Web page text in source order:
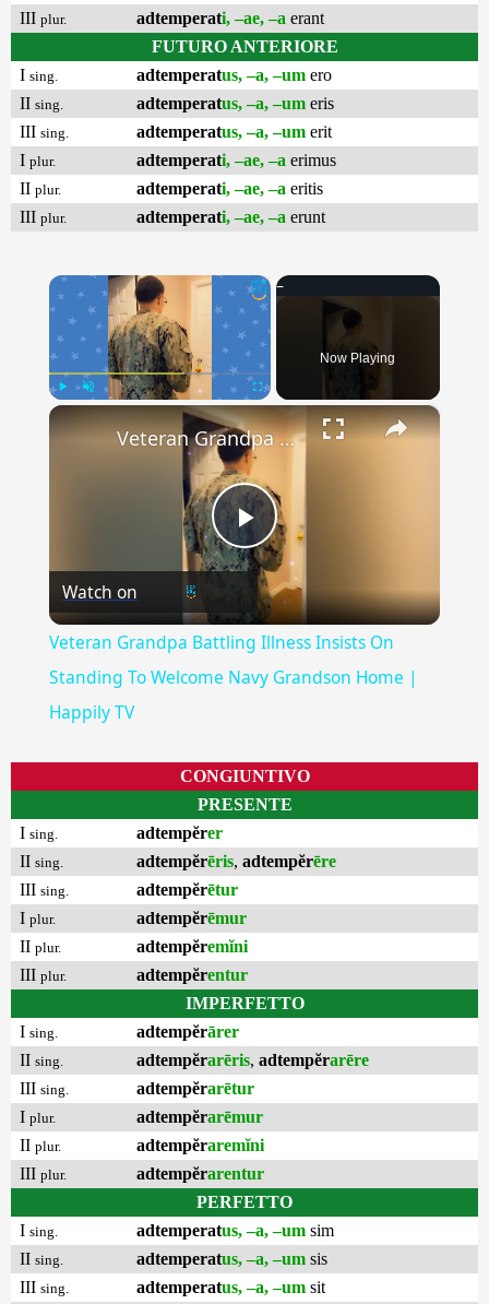
III plur. adtemperati, –ae, –a erant
FUTURO ANTERIORE
I sing. adtemperatus, –a, –um ero
II sing. adtemperatus, –a, –um eris
III sing. adtemperatus, –a, –um erit
I plur. adtemperati, –ae, –a erimus
II plur. adtemperati, –ae, –a eritis
III plur. adtemperati, –ae, –a erunt
×
Fullscreen
Now Playing
×
Play
Video
Veteran Grandpa Battling Illness Insists On Standing To Welcome Navy Grandson Home | Happily TV
Watch on
Veteran Grandpa Battling Illness Insists On
Standing To Welcome Navy Grandson Home |
Happily TV
CONGIUNTIVO
PRESENTE
I sing. adtempĕrer
II sing. adtempĕrēris, adtempĕrēre
III sing. adtempĕrētur
I plur. adtempĕrēmur
II plur. adtempĕremĭni
III plur. adtempĕrentur
IMPERFETTO
I sing. adtempĕrārer
II sing. adtempĕrarēris, adtempĕrarēre
III sing. adtempĕrarētur
I plur. adtempĕrarēmur
II plur. adtempĕraremĭni
III plur. adtempĕrarentur
PERFETTO
I sing. adtemperatus, –a, –um sim
II sing. adtemperatus, –a, –um sis
III sing. adtemperatus, –a, –um sit